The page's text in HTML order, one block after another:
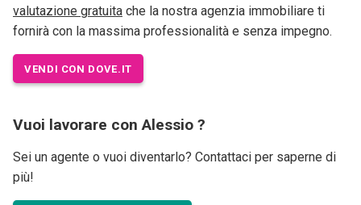
valutazione gratuita che la nostra agenzia immobiliare ti
fornirà con la massima professionalità e senza impegno.
VENDI CON DOVE.IT
Vuoi lavorare con Alessio ?
Sei un agente o vuoi diventarlo? Contattaci per saperne di
più!